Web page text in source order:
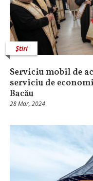
Știri
Serviciu mobil de
serviciu de
Bacău
28 Mar, 2024